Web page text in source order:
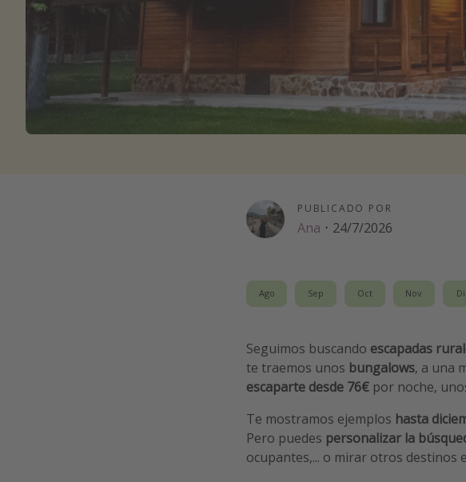
PUBLICADO POR
Ana · 24/7/2026
Ago Sep Oct Nov
Seguimos buscando escapadas
te traemos unos bungalows, a una
escaparte desde 76€ por noche,
Te mostramos ejemplos hasta
Pero puedes personalizar la
ocupantes,... o mirar otros destinos